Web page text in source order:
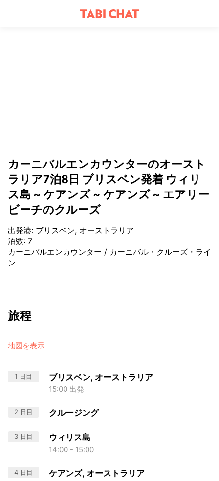
カーニバルエンカウンターのオースト
ラリア7泊8日 ブリスベン発着 ウィリ
ス島 ~ ケアンズ ~ ケアンズ ~ エアリー
ビーチのクルーズ
出発港: ブリスベン, オーストラリア
泊数: 7
カーニバルエンカウンター / カーニバル・クルーズ・ライ
ン
旅程
地図を表示
1 日目 ブリスベン, オーストラリア
15:00 出発
2 日目 クルージング
3 日目 ウィリス島
14:00 - 15:00
4 日目 ケアンズ, オーストラリア